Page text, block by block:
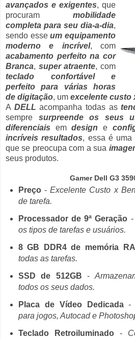
avançados e exigentes, que
procuram mobilidade
completa para seu dia-a-dia,
sendo esseum equipamento
moderno e incrível, com
acabamento perfeito na cor
Branca, super atraente, com
teclado confortável e
perfeito para várias horas
de digitação, um excelente custo
A DELL acompanha todas as
sempre surpreende os seus
diferenciais emdesign e
incríveis resultados, essa é uma
que se preocupa com a sua
seus produtos.
Gamer Dell G3
Preço-Excelente Custo x
de tarefa.
Processador de 9ª Geração -
os tipos de tarefas e usuários.
8 GB DDR4 de memória
todas as tarefas.
SSD de 512GB -
todos os seus dados.
Placa de Vídeo Dedicada-
para jogos, Autocad e
Teclado Retroiluminado-